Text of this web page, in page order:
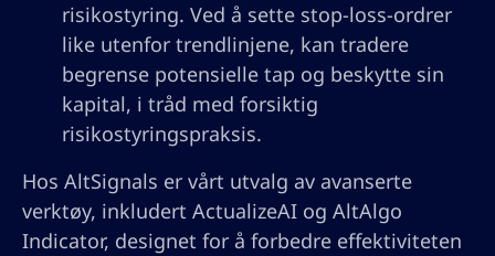
risikostyring. Ved å sette stop-loss-ordrer
like utenfor trendlinjene, kan tradere
begrense potensielle tap og beskytte sin
kapital, i tråd med forsiktig
risikostyringspraksis.
Hos AltSignals er vårt utvalg av avanserte
verktøy, inkludert ActualizeAI og AltAlgo
Indicator, designet for å forbedre effektiviteten